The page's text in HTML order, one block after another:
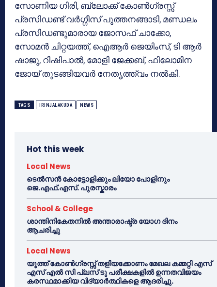
സോണിയ ഗിരി, ബ്ലോക്ക് കോണ്‍ഗ്രസ്സ്
പ്രസിഡണ്ട് വര്‍ഗ്ഗീസ് പുത്തനങ്ങാടി, മണ്ഡലം
പ്രസിഡണ്ടുമാരായ ജോസഫ് ചാക്കോ,
സോമന്‍ ചിറ്റയത്ത്, ഐആര്‍ ജെയിംസ്, ടി ആര്‍
ഷാജു, റിഷിപാല്‍, മോളി ജേക്കബ്, ഫിലോമിന
ജോയ് തുടങ്ങിയവര്‍ നേതൃത്ത്വം നല്‍കി.
TAGS IRINJALAKUDA NEWS
Hot this week
Local News
ടെൽസൻ കോട്ടോളിക്കും ലിയോ പോളിനും
ജെ.എഫ്.എസ്. പുരസ്കാരം
School & College
ശാന്തിനികേതനിൽ അന്താരാഷ്ട്ര യോഗ ദിനം
ആചരിച്ചു
Local News
യൂത്ത് കോൺഗ്രസ്സ് തളിയക്കോണം മേഖല കമ്മറ്റി എസ്
എസ് എൽ സി പ്ലസ് ടു പരീക്ഷകളിൽ ഉന്നതവിജയം
കരസ്ഥമാക്കിയ വിദ്യാർത്ഥികളെ ആദരിച്ചു.